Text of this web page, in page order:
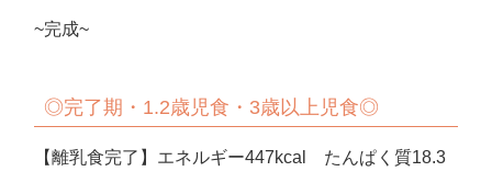
~完成~
◎完了期・1.2歳児食・3歳以上児食◎
【離乳食完了】エネルギー447kcal たんぱく質18.3